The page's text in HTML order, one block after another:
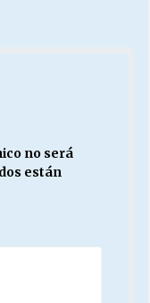
no será
están